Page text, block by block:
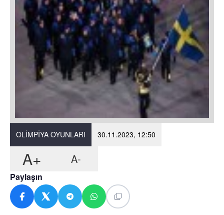
OLIMPIYA OYUNLARI 30.11.2023, 12:50
A+ A-
Paylaşın